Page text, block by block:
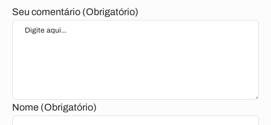
Seu comentário (Obrigatório)
Nome (Obrigatório)